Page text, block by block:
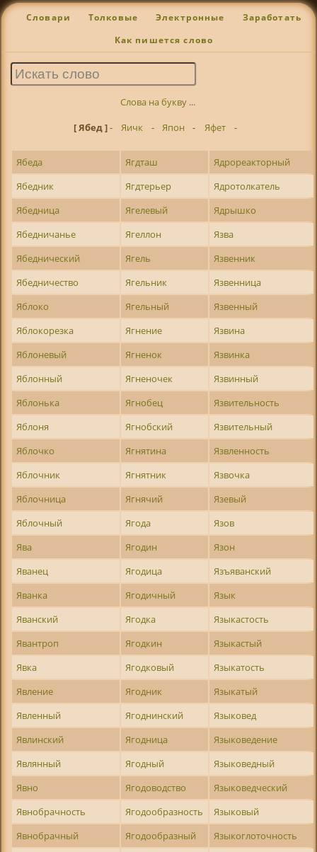
Словари Толковые Электронные Заработать
Как пишется слово
Слова на букву ...
[ Ябед ]- Яичк - Япон - Яфет -
Ябеда Ягдташ
Ядрореакторный
Ябедник
Ягдтерьер
Ядротолкатель
Ябедница
Ягелевый
Ядрышко
Ябедничанье
Ягеллон
Язва
Ябеднический
Ягель
Язвенник
Ябедничество
Ягельник
Язвенница
Яблоко
Ягельный
Язвенный
Яблокорезка
Ягнение
Язвина
Яблоневый
Ягненок
Язвинка
Яблонный
Ягненочек
Язвинный
Яблонька
Ягнобец
Язвительность
Яблоня
Ягнобский
Язвительный
Яблочко
Ягнятина
Язвленность
Яблочник
Ягнятник
Язвочка
Яблочница
Ягнячий
Язевый
Яблочный
Ягода
Язов
Ява
Ягодин
Язон
Яванец
Ягодица
Язъяванский
Яванка
Ягодичный
Язык
Яванский
Ягодка
Языкастость
Явантроп
Ягодкин
Языкастый
Явка
Ягодковый
Языкатость
Явление
Ягодник
Языкатый
Явленный
Ягоднинский
Языковед
Явлинский
Ягодница
Языковедение
Являнный
Ягодный
Языковедный
Явно
Ягодоводство
Языковедческий
Явнобрачность
Ягодообразность
Языковый
Явнобрачный
Ягодообразный
Языкоглоточность